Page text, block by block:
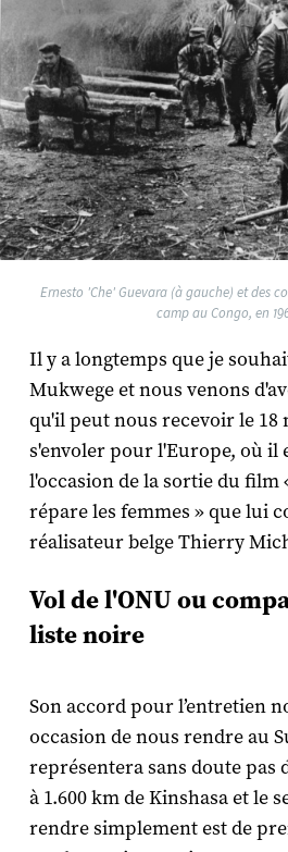
Ernesto 'Che' Guevara (à gauche) et des
camp au Congo, en
Il y a longtemps que je
Mukwege et nous venons
qu'il peut nous recevoir le 18
s'envoler pour l'Europe, où il
l'occasion de la sortie du film
répare les femmes » que lui
réalisateur belge Thierry
Vol de l'ONU ou
liste noire
Son accord pour l’entretien
occasion de nous rendre au
représentera sans doute pas
à 1.600 km de Kinshasa et le
rendre simplement est de